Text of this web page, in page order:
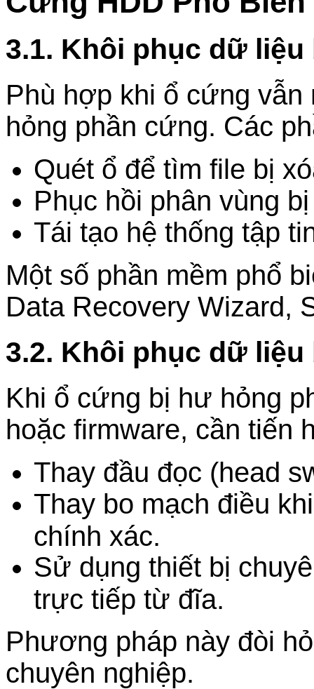
3.1. Khôi phục dữ liệu
Phù hợp khi ổ cứng
hỏng phần cứng. Các
Quét ổ để tìm file bị
Phục hồi phân vùng
Tái tạo hệ thống tập
Một số phần mềm phổ
Data Recovery Wizard,
3.2. Khôi phục dữ
Khi ổ cứng bị hư hỏng
hoặc firmware, cần tiến
Thay đầu đọc (head
Thay bo mạch điều
chính xác.
Sử dụng thiết bị
trực tiếp từ đĩa.
Phương pháp này đòi
chuyên nghiệp.